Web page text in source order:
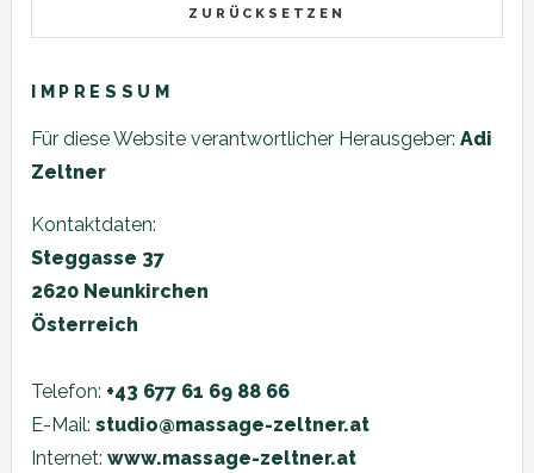
IMPRESSUM
Für diese Website verantwortlicher Herausgeber: Adi
Zeltner
Kontaktdaten:
Steggasse 37
2620 Neunkirchen
Österreich
Telefon: +43 677 61 69 88 66
E-Mail: studio@massage-zeltner.at
Internet: www.massage-zeltner.at